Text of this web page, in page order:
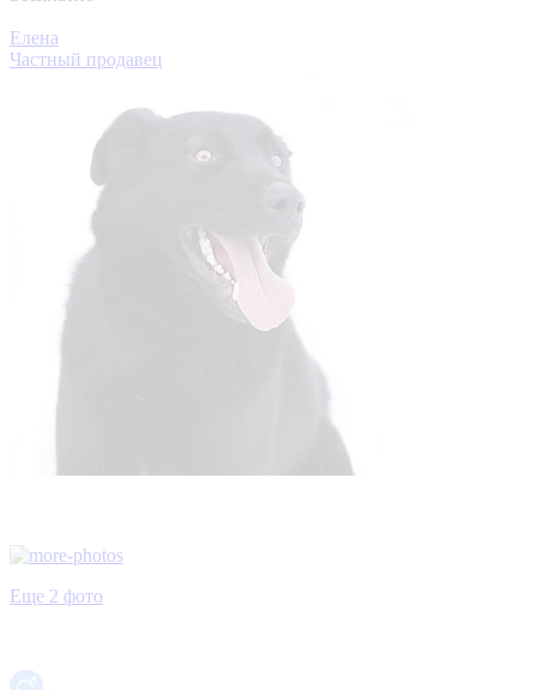
Елена
Частный продавец
Еще 2 фото